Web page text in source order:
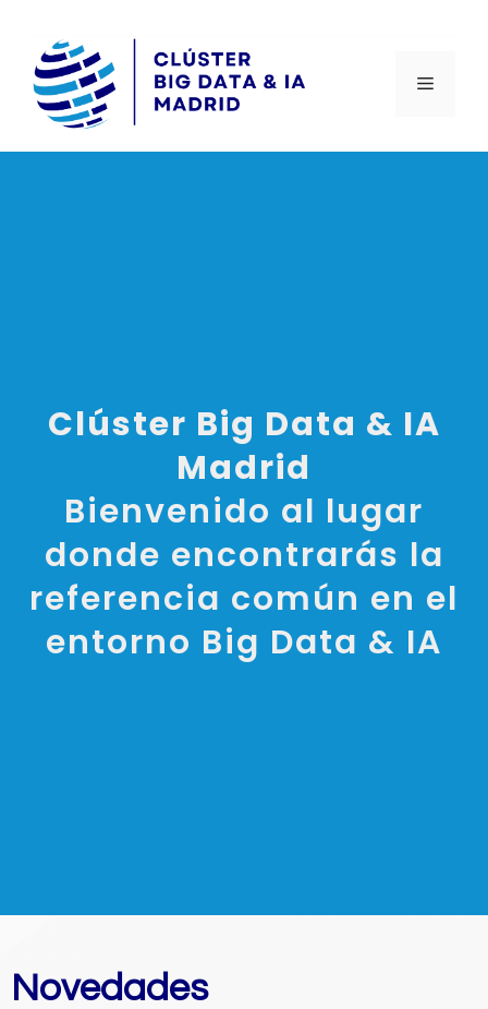
Clúster Big Data & IA
Madrid
Bienvenido al lugar
donde encontrarás la
referencia común en el
entorno Big Data & IA
Novedades